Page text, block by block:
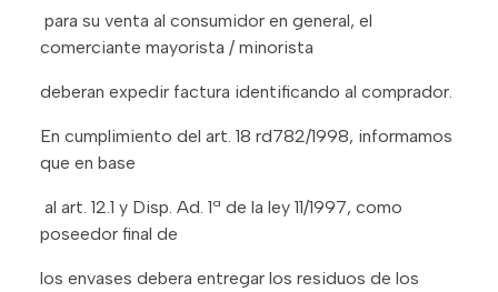
para su venta al consumidor en general, el
comerciante mayorista / minorista
deberan expedir factura identificando al comprador.
En cumplimiento del art. 18 rd782/1998, informamos
que en base
al art. 12.1 y Disp. Ad. 1ª de la ley 11/1997, como
poseedor final de
los envases debera entregar los residuos de los